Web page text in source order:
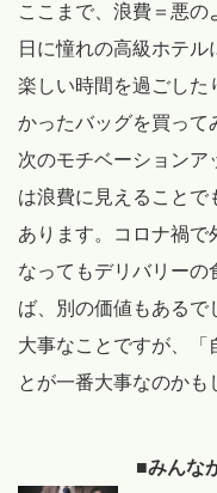
ここまで、浪費＝悪
日に憧れの高級ホテ
楽しい時間を過ごした
かったバッグを買って
次のモチベーションア
は浪費に見えることで
あります。コロナ禍で
なってもデリバリーの
ば、別の価値もあるで
大事なことですが、「
とが一番大事なのかも
■みんな